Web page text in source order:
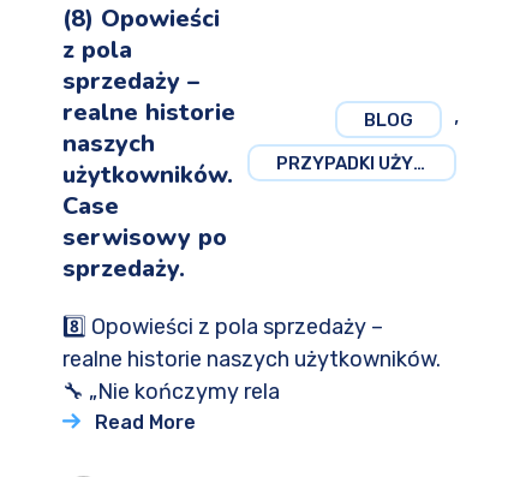
BLOG ,
PRZYPADKI UŻYCIA
(8) Opowieści
z pola
sprzedaży –
realne historie
naszych
użytkowników.
Case
serwisowy po
sprzedaży.
8️⃣ Opowieści z pola sprzedaży –
realne historie naszych użytkowników.
🔧 „Nie kończymy rela
Read More